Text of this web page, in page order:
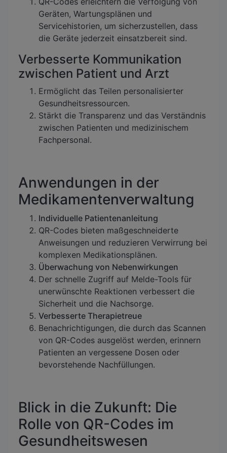
Geräten, Wartungsplänen und
Servicehistorien, um sicherzustellen, dass
die Geräte jederzeit einsatzbereit sind.
Verbesserte Kommunikation
zwischen Patient und Arzt
Ermöglicht das Teilen personalisierter
Gesundheitsressourcen.
Stärkt die Transparenz und das Verständnis
zwischen Patienten und medizinischem
Fachpersonal.
Anwendungen in der
Medikamentenverwaltung
Individuelle Patientenanleitung
QR-Codes bieten maßgeschneiderte
Anweisungen und reduzieren Verwirrung bei
komplexen Medikationsplänen.
Überwachung von Nebenwirkungen
Der schnelle Zugriff auf Melde-Tools für
unerwünschte Reaktionen verbessert die
Sicherheit und die Nachsorge.
Verbesserte Therapietreue
Benachrichtigungen, die durch das Scannen
von QR-Codes ausgelöst werden, erinnern
Patienten an vergessene Dosen oder
bevorstehende Nachfüllungen.
Blick in die Zukunft: Die
Rolle von QR-Codes im
Gesundheitswesen